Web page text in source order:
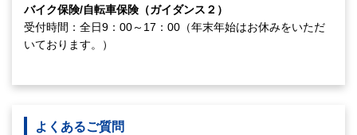
バイク保険/自転車保険（ガイダンス２）
受付時間：全日9：00～17：00（年末年始はお休みをいただ
いております。）
よくあるご質問